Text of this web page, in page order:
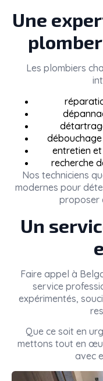
Une
Les plombiers
entretien
recherche
Nos techniciens
modernes pour
proposer
Un
Faire appel à
service
expérimentés,
Que ce soit en
mettons tout en
avec